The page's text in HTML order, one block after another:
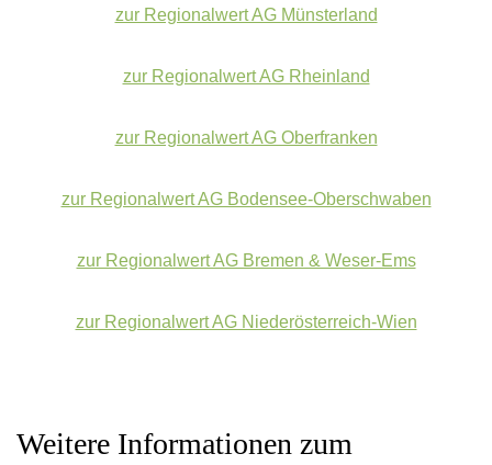
zur Regionalwert AG Münsterland
zur Regionalwert AG Rheinland
zur Regionalwert AG Oberfranken
zur Regionalwert AG Bodensee-Oberschwaben
zur Regionalwert AG Bremen & Weser-Ems
zur Regionalwert AG Niederösterreich-Wien
Weitere Informationen zum